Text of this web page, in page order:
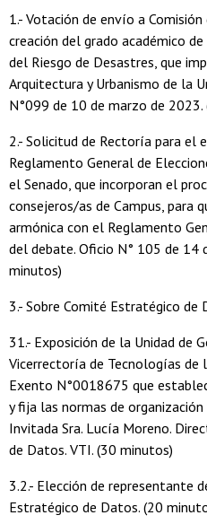
1.- Votación de envío a
creación del grado académico
del Riesgo de Desastres, que
Arquitectura y Urbanismo de la
N°099 de 10 de marzo de
2.- Solicitud de Rectoría para el
Reglamento General de
el Senado, que incorporan el
consejeros/as de Campus, para
armónica con el Reglamento
del debate. Oficio N° 105 de 14
minutos)
3.- Sobre Comité Estratégico de
31.- Exposición de la Unidad de
Vicerrectoría de Tecnologías
Exento N°0018675 que
y fija las normas de
Invitada Sra. Lucía Moreno.
de Datos. VTI. (30 minutos)
3.2.- Elección de representante
Estratégico de Datos. (20